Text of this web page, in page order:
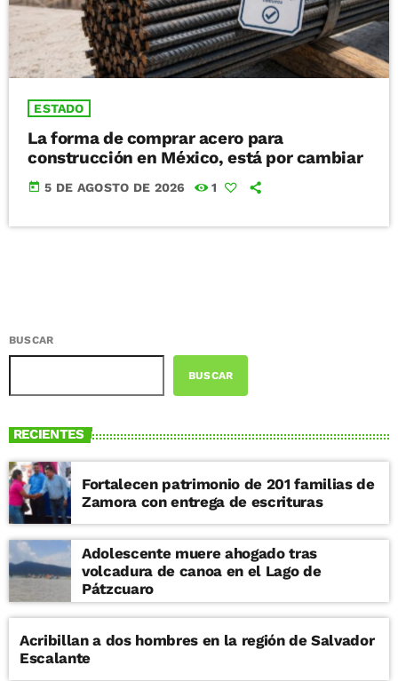
ESTADO
La forma de comprar acero para
construcción en México, está por cambiar
today 5 DE AGOSTO DE 2026 1
BUSCAR
BUSCAR
RECIENTES
Fortalecen patrimonio de 201 familias de
Zamora con entrega de escrituras
Adolescente muere ahogado tras
volcadura de canoa en el Lago de
Pátzcuaro
Acribillan a dos hombres en la región de Salvador
Escalante